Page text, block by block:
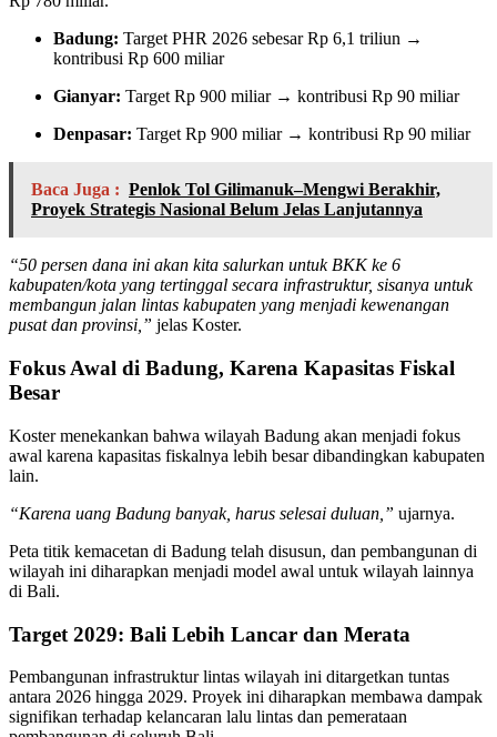
Badung: Target PHR 2026 sebesar Rp 6,1 triliun →
kontribusi Rp 600 miliar
Gianyar: Target Rp 900 miliar → kontribusi Rp 90 miliar
Denpasar: Target Rp 900 miliar → kontribusi Rp 90 miliar
Baca Juga : Penlok Tol Gilimanuk–Mengwi Berakhir,
Proyek Strategis Nasional Belum Jelas Lanjutannya
“50 persen dana ini akan kita salurkan untuk BKK ke 6
kabupaten/kota yang tertinggal secara infrastruktur, sisanya untuk
membangun jalan lintas kabupaten yang menjadi kewenangan
pusat dan provinsi,” jelas Koster.
Fokus Awal di Badung, Karena Kapasitas Fiskal
Besar
Koster menekankan bahwa wilayah Badung akan menjadi fokus
awal karena kapasitas fiskalnya lebih besar dibandingkan kabupaten
lain.
“Karena uang Badung banyak, harus selesai duluan,” ujarnya.
Peta titik kemacetan di Badung telah disusun, dan pembangunan di
wilayah ini diharapkan menjadi model awal untuk wilayah lainnya
di Bali.
Target 2029: Bali Lebih Lancar dan Merata
Pembangunan infrastruktur lintas wilayah ini ditargetkan tuntas
antara 2026 hingga 2029. Proyek ini diharapkan membawa dampak
signifikan terhadap kelancaran lalu lintas dan pemerataan